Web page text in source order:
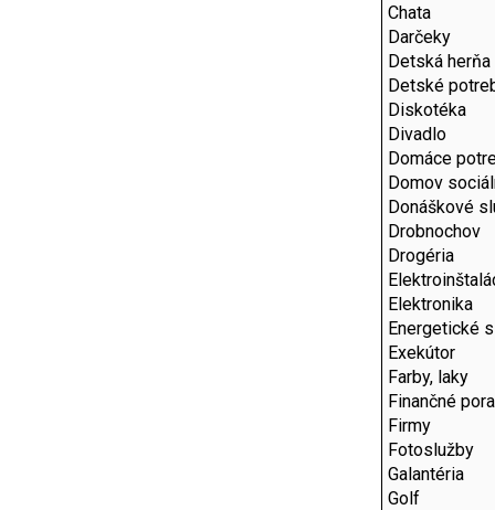
Chata
Darčeky
Detská herňa
Detské
Diskotéka
Divadlo
Domáce
Domov
Donáškové
Drobnochov
Drogéria
Elektronika
Energetické
Exekútor
Farby, laky
Finančné
Firmy
Fotoslužby
Galantéria
Golf